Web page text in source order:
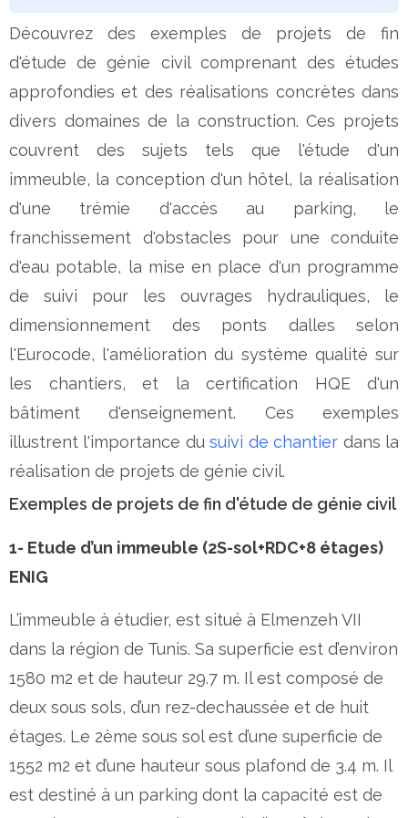
Découvrez des exemples de projets de fin
d'étude de génie civil comprenant des études
approfondies et des réalisations concrètes dans
divers domaines de la construction. Ces projets
couvrent des sujets tels que l'étude d'un
immeuble, la conception d'un hôtel, la réalisation
d'une trémie d'accès au parking, le
franchissement d'obstacles pour une conduite
d'eau potable, la mise en place d'un programme
de suivi pour les ouvrages hydrauliques, le
dimensionnement des ponts dalles selon
l'Eurocode, l'amélioration du système qualité sur
les chantiers, et la certification HQE d'un
bâtiment d'enseignement. Ces exemples
illustrent l'importance dusuivi de chantier dans la
réalisation de projets de génie civil.
Exemples de projets de fin d'étude de génie civil
1- Etude d’un immeuble (2S-sol+RDC+8 étages)
ENIG
L’immeuble à étudier, est situé à Elmenzeh VII
dans la région de Tunis. Sa superficie est d’environ
1580 m2 et de hauteur 29.7 m. Il est composé de
deux sous sols, d’un rez-dechaussée et de huit
étages. Le 2ème sous sol est d’une superficie de
1552 m2 et d’une hauteur sous plafond de 3.4 m. Il
est destiné à un parking dont la capacité est de